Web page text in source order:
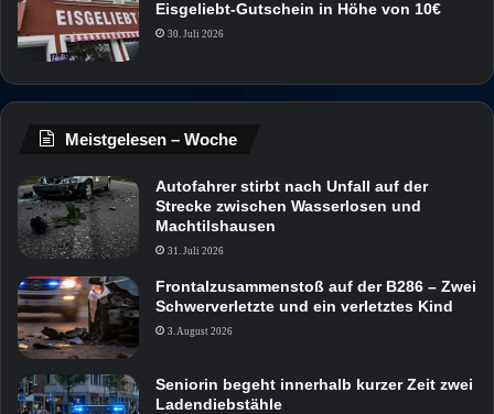
Eisgeliebt-Gutschein in Höhe von 10€
30. Juli 2026
Meistgelesen – Woche
Autofahrer stirbt nach Unfall auf der
Strecke zwischen Wasserlosen und
Machtilshausen
31. Juli 2026
Frontalzusammenstoß auf der B286 – Zwei
Schwerverletzte und ein verletztes Kind
3. August 2026
Seniorin begeht innerhalb kurzer Zeit zwei
Ladendiebstähle